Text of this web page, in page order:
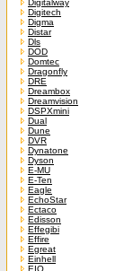
Digitalway
Digitech
Digma
Distar
Dls
DOD
Domtec
Dragonfly
DRE
Dreambox
Dreamvision
DSPXmini
Dual
Dune
DVR
Dynatone
Dyson
E-MU
E-Ten
Eagle
EchoStar
Ectaco
Edisson
Effegibi
Effire
Egreat
Einhell
EIO